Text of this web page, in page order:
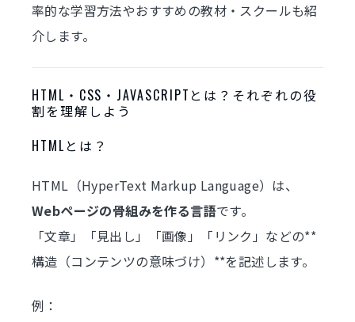
率的な学習方法やおすすめの教材・スクールも紹
介します。
HTML・CSS・JAVASCRIPTとは？それぞれの役
割を理解しよう
HTMLとは？
HTML（HyperText Markup Language）は、
Webページの骨組みを作る言語です。
「文章」「見出し」「画像」「リンク」などの**
構造（コンテンツの意味づけ）**を記述します。
例：